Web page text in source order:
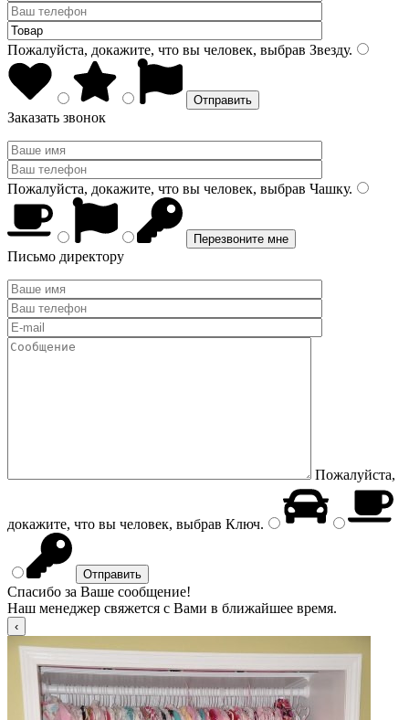
Пожалуйста, докажите, что вы человек, выбрав Звезду.
Заказать звонок
Пожалуйста, докажите, что вы человек, выбрав Чашку.
Письмо директору
Пожалуйста,
докажите, что вы человек, выбрав Ключ.
Спасибо за Ваше сообщение!
Наш менеджер свяжется с Вами в ближайшее время.